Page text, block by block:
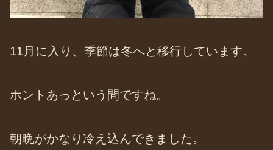
11月に入り、季節は冬へと移行しています。
ホントあっという間ですね。
朝晩がかなり冷え込んできました。